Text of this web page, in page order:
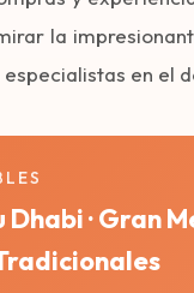
la
en el
Dhabi · Gran